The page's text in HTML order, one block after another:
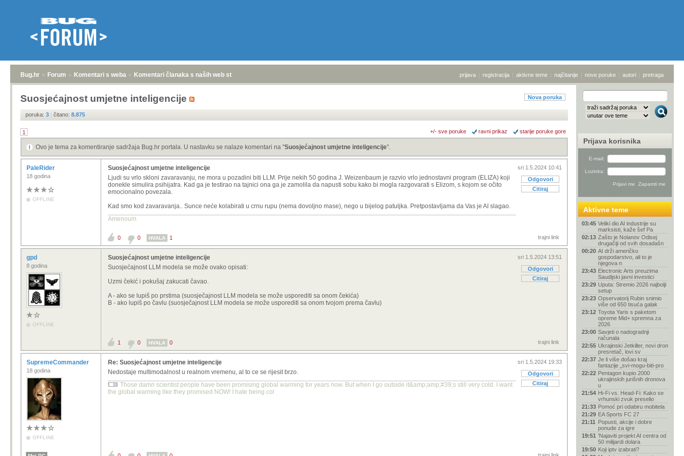
Bug.hr » Forum » Komentari s weba » Komentari članaka s naših web stranica prijava | registracija | aktivne teme | najčitanije | nove poruke | autori | pretraga
Nova poruka
Suosjećajnost umjetne inteligencije
poruka: 3 | čitano: 8.875
1 +/- sve poruke ravni prikaz starije poruke gore
Ovo je tema za komentiranje sadržaja Bug.hr portala. U nastavku se nalaze komentari na "Suosjećajnost umjetne inteligencije".
PaleRider
18 godina
OFFLINE
sri 1.5.2024 10:41
Odgovori
Citiraj
Suosjećajnost umjetne inteligencije
Ljudi su vrlo skloni zavaravanju, ne mora u pozadini biti LLM. Prije nekih 50 godina J. Weizenbaum je razvio vrlo jednostavni program (ELIZA) koji
donekle simulira psihijatra. Kad ga je testirao na tajnici ona ga je zamolila da napusti sobu kako bi mogla razgovarati s Elizom, s kojom se očito
emocionalno povezala.
Kad smo kod zavaravanja.. Sunce neće kolabirati u crnu rupu (nema dovoljno mase), nego u bijelog patuljka. Pretpostavljama da Vas je AI slagao.
Amenoum
trajni link
0 0 HVALA 1
gpd
8 godina
OFFLINE
sri 1.5.2024 13:51
Odgovori
Citiraj
Suosjećajnost umjetne inteligencije
Suosjećajnost LLM modela se može ovako opisati:
Uzmi čekić i pokušaj zakucati čavao.
A - ako se lupiš po prstima (suosječajnost LLM modela se može usporediti sa onom čekića)
B - ako lupiš po čavlu (suosječajnost LLM modela se može usporediti sa onom tvojom prema čavlu)
trajni link
1 0 HVALA 0
SupremeCommander
18 godina
OFFLINE
sri 1.5.2024 19:33
Odgovori
Citiraj
Re: Suosjećajnost umjetne inteligencije
Nedostaje multimodalnost u realnom vremenu, al to ce se rijesit brzo.
Those damn scientist people have been promising global warming for years now. But when I go outside it&amp;amp;#39;s still very cold. I want
the global warming like they promised NOW! I hate being col
Prijava korisnika
E-mail:
Lozinka:
Aktivne teme
03:45 Veliki dio AI industrije su
marksisti, kaže šef Pa
02:13 Zašto je Nolanov Odisej
drugačiji od svih dosadašn
00:20 AI drži američko
gospodarstvo, ali to je
njegova n
23:43 Electronic Arts preuzima
Saudijski javni investici
23:29 Uputa: Stremio 2026 najbolji
setup
23:23 Opservatorij Rubin snimio
više od 650 tisuća galak
23:12 Toyota Yaris s paketom
opreme Mid+ spremna za
2026
23:00 Savjeti o nadogradnji
računala
22:55 Ukrajinski Jetkiller, novi dron
presretač, lovi sv
22:37 Je li više došao kraj
fantazije „svi-mogu-biti-pro
22:22 Pentagon kupio 2000
ukrajinskih jurišnih dronova
u
21:54 Hi-Fi vs. Head-Fi: Kako se
vrhunski zvuk preselio
21:33 Pomoć pri odabiru mobitela
21:29 EA Sports FC 27
21:11 Popusti, akcije i dobre
ponude za igre
19:51 'Najaviti projekt AI centra od
50 milijardi dolara
19:50 Koji iptv izabrati?